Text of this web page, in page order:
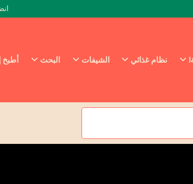
نظام غذائي الشيفات البحث أطبخ